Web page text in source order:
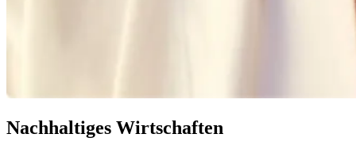
Nachhaltiges Wirtschaften